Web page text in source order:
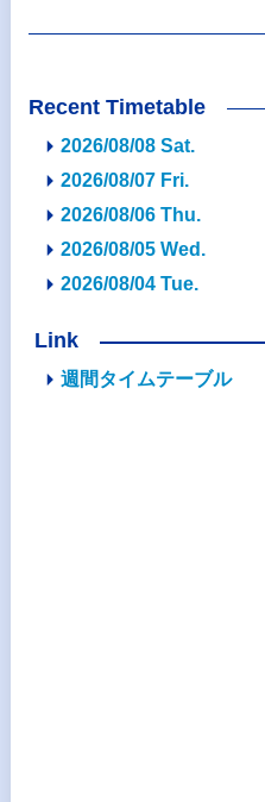
Recent Timetable
2026/08/08 Sat.
2026/08/07 Fri.
2026/08/06 Thu.
2026/08/05 Wed.
2026/08/04 Tue.
Link
週間タイムテーブル